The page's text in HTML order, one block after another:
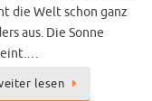
die Welt schon ganz
aus. Die Sonne
lesen